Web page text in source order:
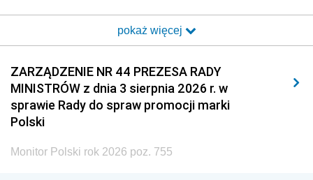
2017 2016 2015
2014 2013 2012
2011 2010 2009
2008 2007 2006
2005
pokaż więcej
ZARZĄDZENIE NR 44 PREZESA RADY
MINISTRÓW z dnia 3 sierpnia 2026 r. w
sprawie Rady do spraw promocji marki
Polski
Monitor Polski rok 2026 poz. 755